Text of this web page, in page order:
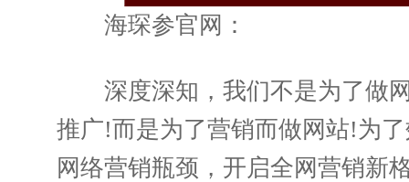
海琛参官网：
深度深知，我们不是为了做网
推广!而是为了营销而做网站!为
网络营销瓶颈，开启全网营销新